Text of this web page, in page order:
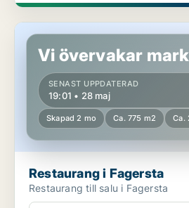
Restaurang i Fagersta
Vi övervakar
SENAST UPPDATERAD
19:01 • 28 maj
Skapad 2 mo Ca. 775 m2 Ca.
Restaurang i Fagersta
Restaurang till salu i Fagersta